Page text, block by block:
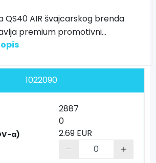
QS40 AIR švajcarskog brenda
premium promotivni...
1022090
a)
2887
0
2.69 EUR